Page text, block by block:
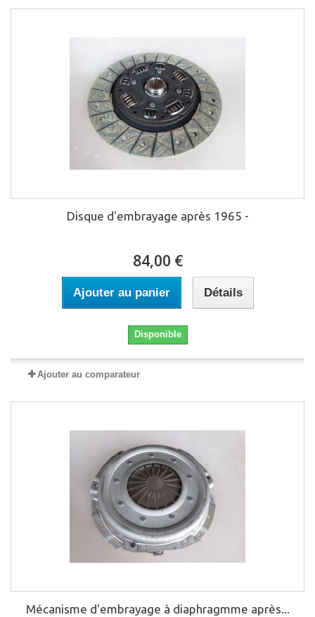
Disque d'embrayage après 1965 -
84,00 €
Ajouter au panier Détails
Disponible
Ajouter au comparateur
Mécanisme d'embrayage à diaphragmme après...